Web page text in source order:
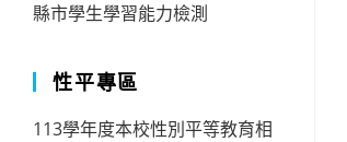
縣市學生學習能力檢測
性平專區
113學年度本校性別平等教育相